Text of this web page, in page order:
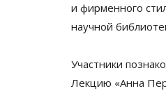
и фирменного
научной
Участники
Лекцию «Анна